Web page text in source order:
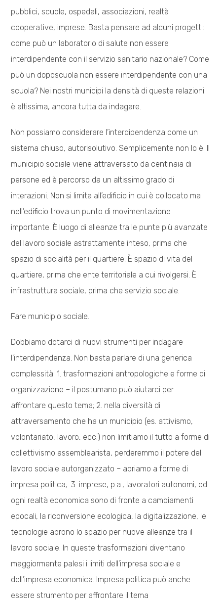
pubblici, scuole, ospedali, associazioni, realtà
cooperative, imprese. Basta pensare ad alcuni progetti:
come può un laboratorio di salute non essere
interdipendente con il servizio sanitario nazionale? Come
può un doposcuola non essere interdipendente con una
scuola? Nei nostri municipi la densità di queste relazioni
è altissima, ancora tutta da indagare.
Non possiamo considerare l’interdipendenza come un
sistema chiuso, autorisolutivo. Semplicemente non lo è. Il
municipio sociale viene attraversato da centinaia di
persone ed è percorso da un altissimo grado di
interazioni. Non si limita all’edificio in cui è collocato ma
nell’edificio trova un punto di movimentazione
importante. È luogo di alleanze tra le punte più avanzate
del lavoro sociale astrattamente inteso, prima che
spazio di socialità per il quartiere. È spazio di vita del
quartiere, prima che ente territoriale a cui rivolgersi. È
infrastruttura sociale, prima che servizio sociale.
Fare municipio sociale.
Dobbiamo dotarci di nuovi strumenti per indagare
l’interdipendenza. Non basta parlare di una generica
complessità: 1. trasformazioni antropologiche e forme di
organizzazione – il postumano può aiutarci per
affrontare questo tema; 2. nella diversità di
attraversamento che ha un municipio (es. attivismo,
volontariato, lavoro, ecc.) non limitiamo il tutto a forme di
collettivismo assemblearista, perderemmo il potere del
lavoro sociale autorganizzato – apriamo a forme di
impresa politica; 3. imprese, p.a., lavoratori autonomi, ed
ogni realtà economica sono di fronte a cambiamenti
epocali, la riconversione ecologica, la digitalizzazione, le
tecnologie aprono lo spazio per nuove alleanze tra il
lavoro sociale. In queste trasformazioni diventano
maggiormente palesi i limiti dell’impresa sociale e
dell’impresa economica. Impresa politica può anche
essere strumento per affrontare il tema